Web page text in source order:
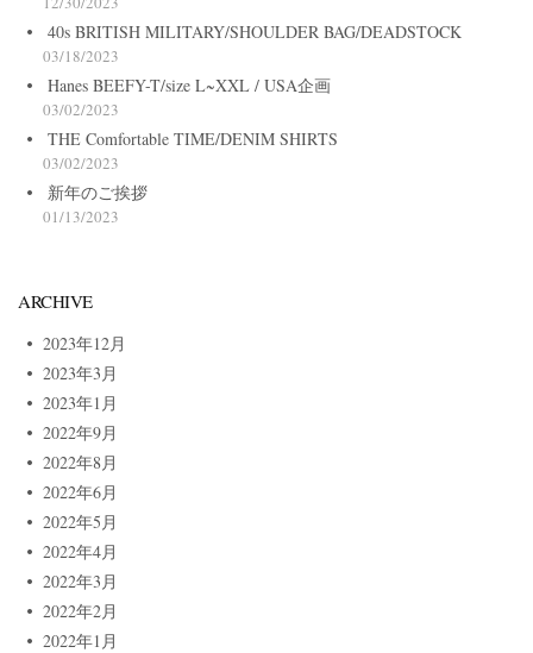
40s BRITISH MILITARY/SHOULDER BAG/DEADSTOCK
03/18/2023
Hanes BEEFY-T/size L~XXL / USA企画
03/02/2023
THE Comfortable TIME/DENIM SHIRTS
03/02/2023
新年のご挨拶
01/13/2023
ARCHIVE
2023年12月
2023年3月
2023年1月
2022年9月
2022年8月
2022年6月
2022年5月
2022年4月
2022年3月
2022年2月
2022年1月